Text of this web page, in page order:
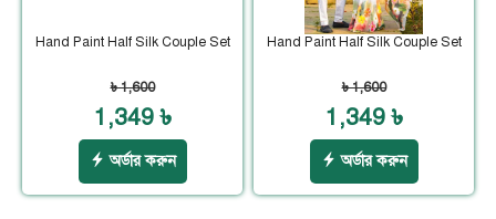
Hand Paint Half Silk Couple Set
৳ 1,600
1,349 ৳
অর্ডার করুন
Hand Paint Half Silk Couple Set
৳ 1,600
1,349 ৳
অর্ডার করুন